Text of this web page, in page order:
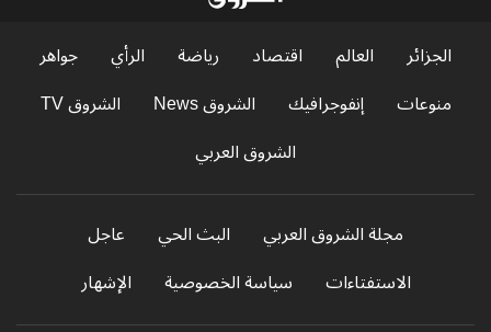
الجزائر العالم اقتصاد رياضة الرأي
جواهر
منوعات
إنفوجرافيك الشروق News
الشروق TV
الشروق العربي
مجلة الشروق العربي البث الحي
عاجل
الاستفتاءات
سياسة الخصوصية الإشهار